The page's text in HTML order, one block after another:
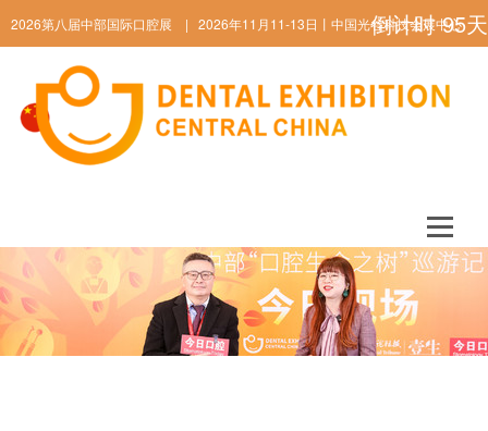
2026第八届中部国际口腔展 | 2026年11月11-13日丨中国光谷科技会展中心
倒计时95天